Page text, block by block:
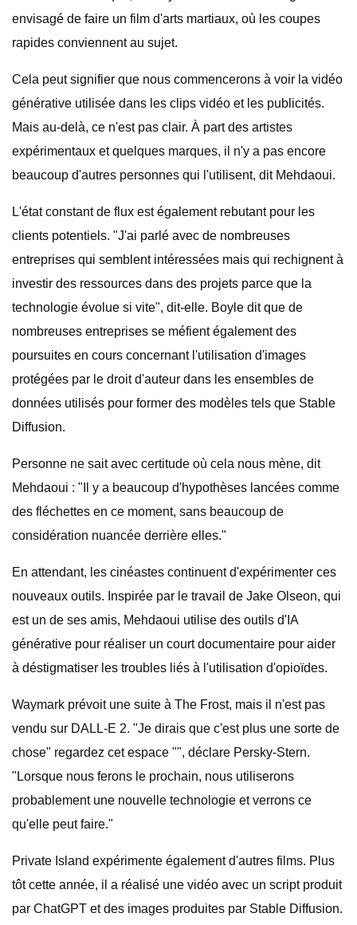
envisagé de faire un film d'arts martiaux, où les coupes
rapides conviennent au sujet.
Cela peut signifier que nous commencerons à voir la vidéo
générative utilisée dans les clips vidéo et les publicités.
Mais au-delà, ce n'est pas clair. À part des artistes
expérimentaux et quelques marques, il n'y a pas encore
beaucoup d'autres personnes qui l'utilisent, dit Mehdaoui.
L'état constant de flux est également rebutant pour les
clients potentiels. "J'ai parlé avec de nombreuses
entreprises qui semblent intéressées mais qui rechignent à
investir des ressources dans des projets parce que la
technologie évolue si vite", dit-elle. Boyle dit que de
nombreuses entreprises se méfient également des
poursuites en cours concernant l'utilisation d'images
protégées par le droit d'auteur dans les ensembles de
données utilisés pour former des modèles tels que Stable
Diffusion.
Personne ne sait avec certitude où cela nous mène, dit
Mehdaoui : "Il y a beaucoup d'hypothèses lancées comme
des fléchettes en ce moment, sans beaucoup de
considération nuancée derrière elles."
En attendant, les cinéastes continuent d'expérimenter ces
nouveaux outils. Inspirée par le travail de Jake Olseon, qui
est un de ses amis, Mehdaoui utilise des outils d'IA
générative pour réaliser un court documentaire pour aider
à déstigmatiser les troubles liés à l'utilisation d'opioïdes.
Waymark prévoit une suite à The Frost, mais il n'est pas
vendu sur DALL-E 2. "Je dirais que c'est plus une sorte de
chose" regardez cet espace "", déclare Persky-Stern.
"Lorsque nous ferons le prochain, nous utiliserons
probablement une nouvelle technologie et verrons ce
qu'elle peut faire."
Private Island expérimente également d'autres films. Plus
tôt cette année, il a réalisé une vidéo avec un script produit
par ChatGPT et des images produites par Stable Diffusion.